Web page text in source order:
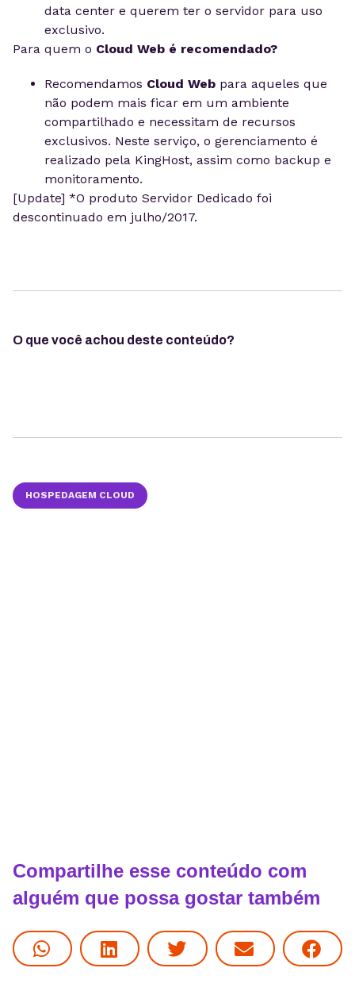
data center e querem ter o servidor para uso
exclusivo.
Para quem o Cloud Web é recomendado?
Recomendamos Cloud Web para aqueles que
não podem mais ficar em um ambiente
compartilhado e necessitam de recursos
exclusivos. Neste serviço, o gerenciamento é
realizado pela KingHost, assim como backup e
monitoramento.
[Update] *O produto Servidor Dedicado foi
descontinuado em julho/2017.
O que você achou deste conteúdo?
HOSPEDAGEM CLOUD
Compartilhe esse conteúdo com
alguém que possa gostar também